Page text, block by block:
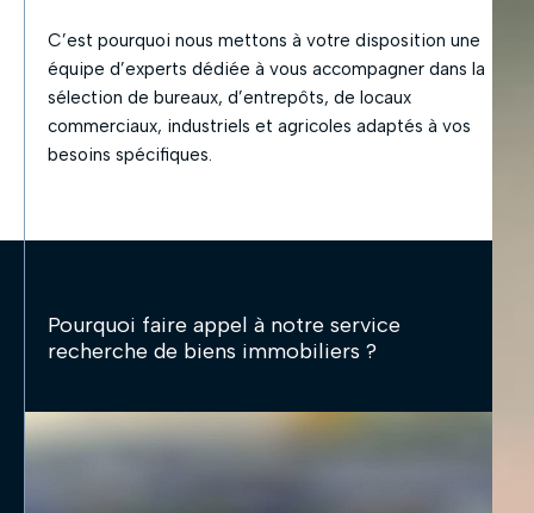
C’est pourquoi nous mettons à votre disposition une
équipe d’experts dédiée à vous accompagner dans la
sélection de bureaux, d’entrepôts, de locaux
commerciaux, industriels et agricoles adaptés à vos
besoins spécifiques.
Pourquoi faire appel à notre service
recherche de biens immobiliers ?